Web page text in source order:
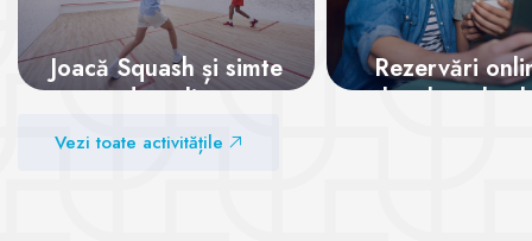
Joacă Squash și simte
adrenalina
Rezervări
locul tău la
Vezi toate activitățile